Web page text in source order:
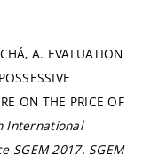
A. EVALUATION
ON THE PRICE OF
International
SGEM 2017. SGEM